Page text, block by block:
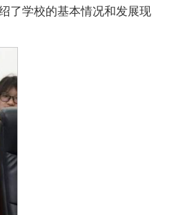
了学校的基本情况和发展现